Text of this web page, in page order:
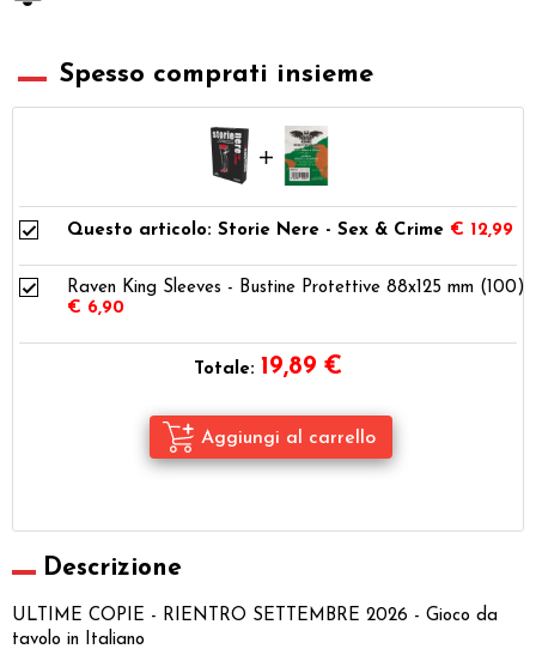
Spesso comprati insieme
Questo articolo: Storie Nere - Sex & Crime € 12,99
Raven King Sleeves - Bustine Protettive 88x125 mm (100)
€ 6,90
Totale: 19,89 €
Descrizione
ULTIME COPIE - RIENTRO SETTEMBRE 2026 - Gioco da
tavolo in Italiano